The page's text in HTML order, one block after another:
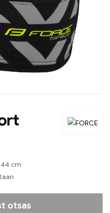
44 cm
otsas